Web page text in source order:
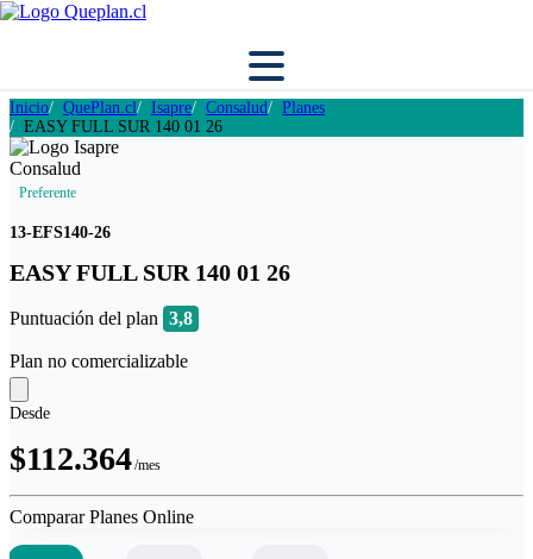
Inicio QuePlan.cl Isapre Consalud
Planes
EASY FULL SUR 140 01 26
Preferente
13-EFS140-26
EASY FULL SUR 140 01 26
Puntuación del plan 3,8
Plan no comercializable
Desde
$112.364/mes
Comparar Planes Online